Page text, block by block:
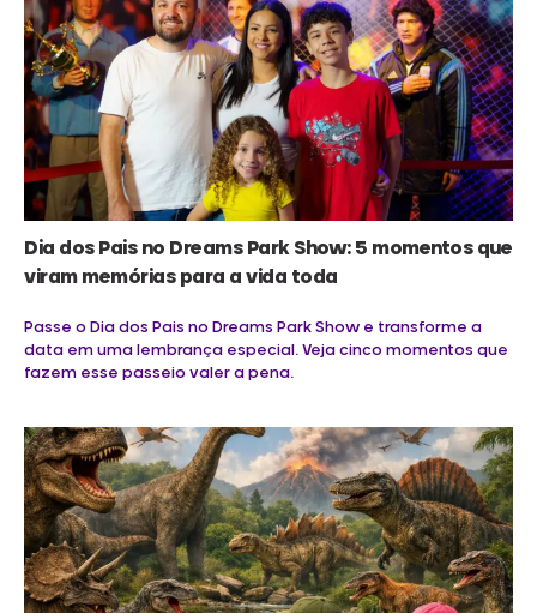
Dia dos Pais no Dreams Park Show: 5 momentos que
viram memórias para a vida toda
Passe o Dia dos Pais no Dreams Park Show e transforme a
data em uma lembrança especial. Veja cinco momentos que
fazem esse passeio valer a pena.